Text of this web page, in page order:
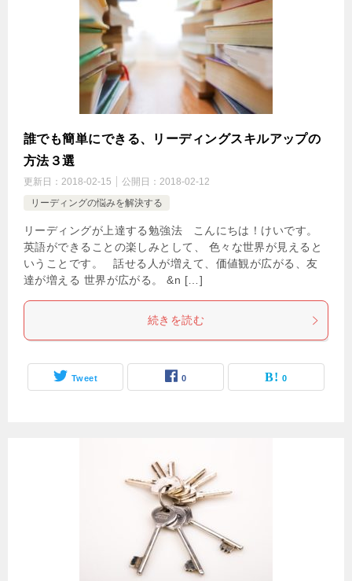
誰でも簡単にできる、リーディングスキルアップの
方法３選
更新日： 2018-02-15 公開日： 2018-02-12
リーディングの悩みを解決する
リーディングが上達する勉強法 こんにちは！けいです。
英語ができることの楽しみとして、 色々な世界が見えると
いうことです。 話せる人が増えて、価値観が広がる、友
達が増える 世界が広がる。 &n […]
続きを読む
Tweet 0 0